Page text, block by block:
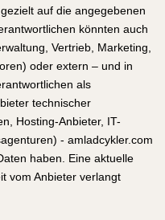
auf die angegebenen
könnten auch
Vertrieb, Marketing,
oder extern – und in
als
technischer
Hosting-Anbieter, IT-
- amladcykler.com
haben. Eine aktuelle
vom Anbieter verlangt